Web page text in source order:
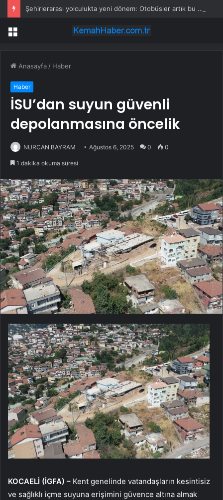
Şehirlerarası yolculukta yeni dönem: Otobüsler artık bu şehirlerde durmayacak
Menü
Anasayfa / Haber
Haber
İSU’dan suyun güvenli
depolanmasına öncelik
NURCAN BAYRAM Ağustos 6, 2025 0 0
1 dakika okuma süresi
KOCAELİ (İGFA) – Kent genelinde vatandaşların kesintisiz
ve sağlıklı içme suyuna erişimini güvence altına almak